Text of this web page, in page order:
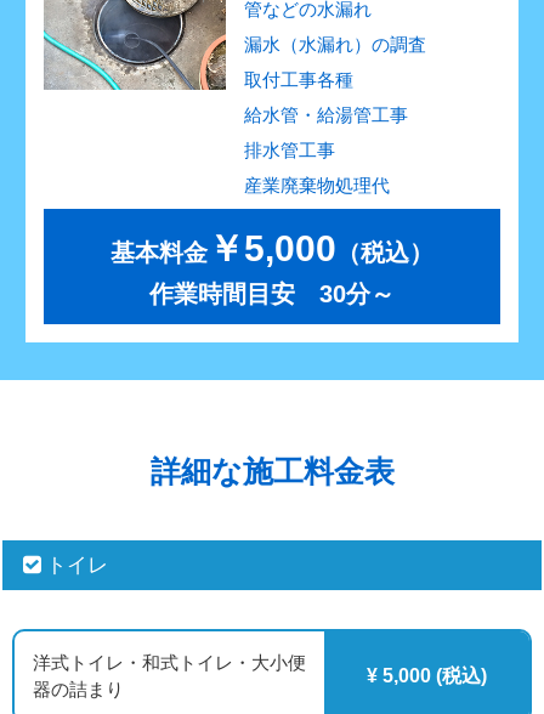
管などの水漏れ
漏水（水漏れ）の調査
取付工事各種
給水管・給湯管工事
排水管工事
産業廃棄物処理代
基本料金￥5,000 （税込）
作業時間目安 30分～
詳細な施工料金表
トイレ
洋式トイレ・和式トイレ・大小便
器の詰まり
¥ 5,000 (税込)